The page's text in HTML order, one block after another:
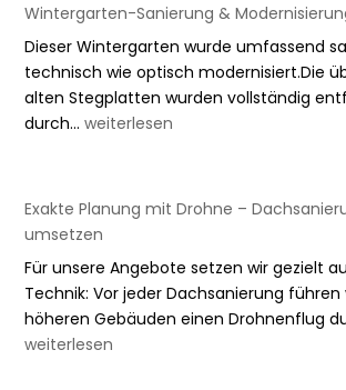
Wintergarten-Sanierung &
Dieser Wintergarten wurde umfassend
technisch wie optisch modernisiert.Die
alten Stegplatten wurden vollständig
durch…Wintergarten-
Modernisierung
weiterlesen
Exakte Planung mit Drohne –
umsetzen
Für unsere Angebote setzen wir gezielt
Technik: Vor jeder Dachsanierung führen
höheren Gebäuden einen Drohnenflug
weiterlesen